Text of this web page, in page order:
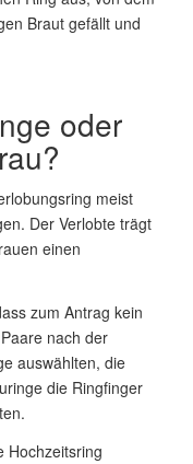
Braut gefällt und
oder
meist
Der Verlobte trägt
einen
zum Antrag kein
nach der
auswählten, die
die Ringfinger
Hochzeitsring